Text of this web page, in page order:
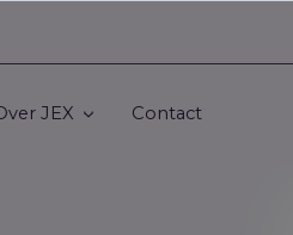
JEX Contact